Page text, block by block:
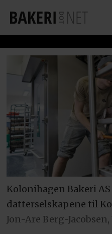
Kolonihagen Bakeri AS
datterselskapene til
Jon-Are Berg-